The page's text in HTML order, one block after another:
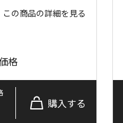
この商品の詳細を見る
格
購入する